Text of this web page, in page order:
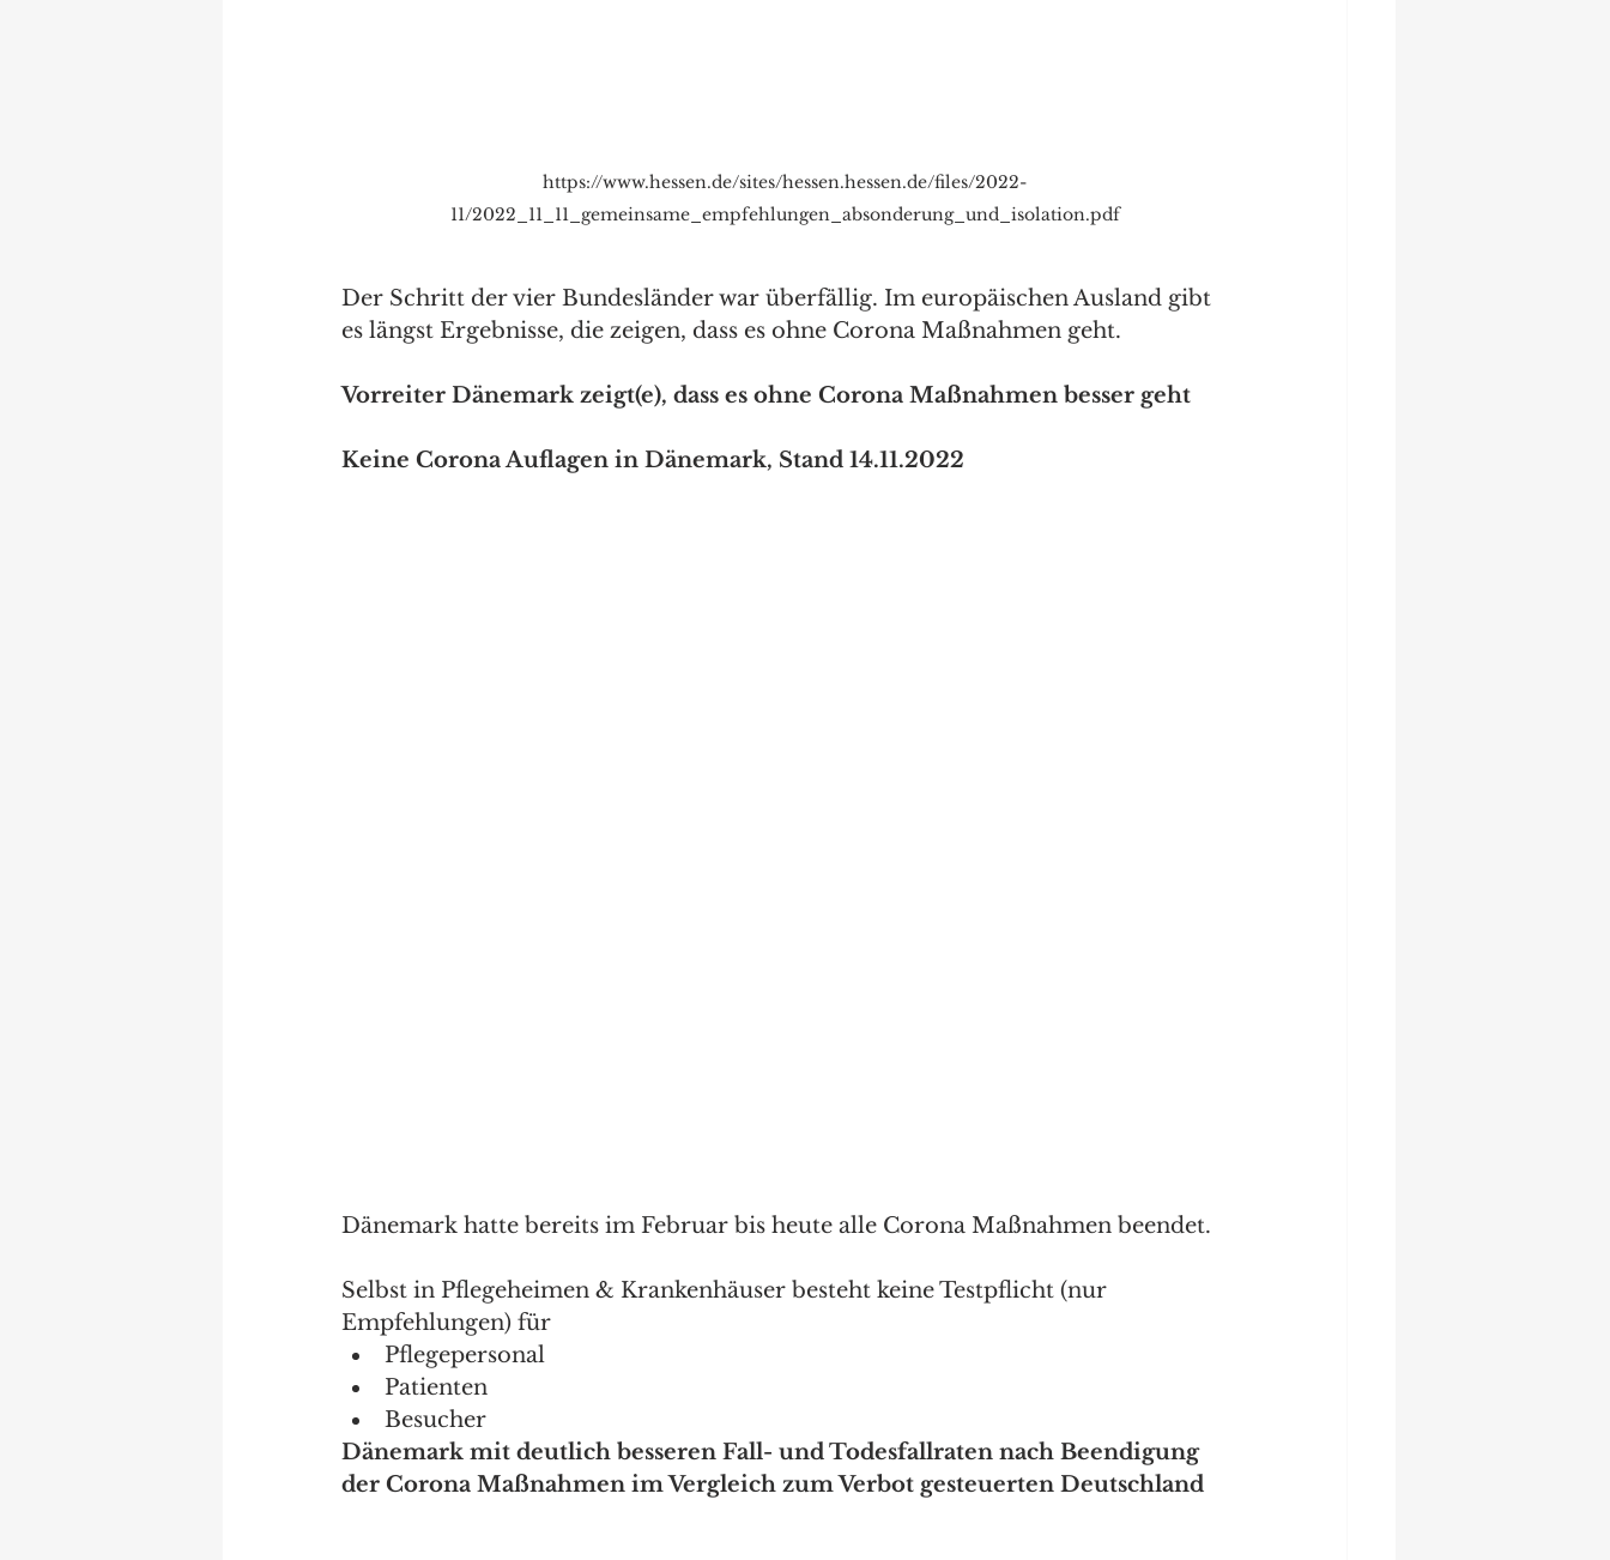
https://www.hessen.de/sites/hessen.hessen.de/files/2022-
11/2022_11_11_gemeinsame_empfehlungen_absonderung_und_isolation.pdf
Der Schritt der vier Bundesländer war überfällig. Im europäischen Ausland gibt
es längst Ergebnisse, die zeigen, dass es ohne Corona Maßnahmen geht.
Vorreiter Dänemark zeigt(e), dass es ohne Corona Maßnahmen besser geht
Keine Corona Auflagen in Dänemark, Stand 14.11.2022
Dänemark hatte bereits im Februar bis heute alle Corona Maßnahmen beendet.
Selbst in Pflegeheimen & Krankenhäuser besteht keine Testpflicht (nur
Empfehlungen) für
Pflegepersonal
Patienten
Besucher
Dänemark mit deutlich besseren Fall- und Todesfallraten nach Beendigung
der Corona Maßnahmen im Vergleich zum Verbot gesteuerten Deutschland